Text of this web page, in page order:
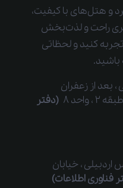
و هتل‌های با کیفیت،
راحت و لذت‌بخش
کنید و لحظاتی
باشید.
بعد از زعفران
8
(دفتر
اردبیلی ، خیابان
فناوری اطلاعات)